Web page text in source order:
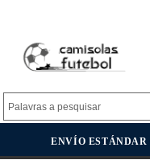
ENVÍO ESTÁNDAR